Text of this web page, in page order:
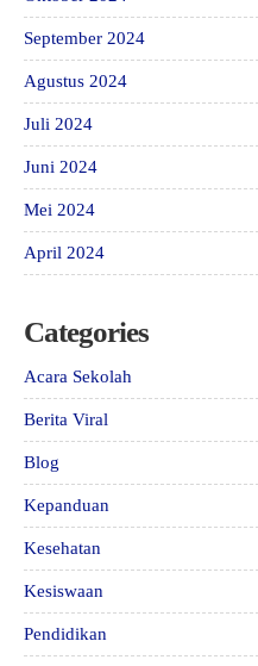
September 2024
Agustus 2024
Juli 2024
Juni 2024
Mei 2024
April 2024
Categories
Acara Sekolah
Berita Viral
Blog
Kepanduan
Kesehatan
Kesiswaan
Pendidikan